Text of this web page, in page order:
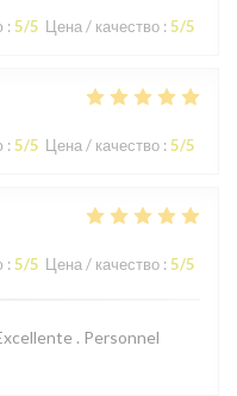
: 5/5 Цена / качество : 5/5
: 5/5 Цена / качество : 5/5
: 5/5 Цена / качество : 5/5
. Personnel